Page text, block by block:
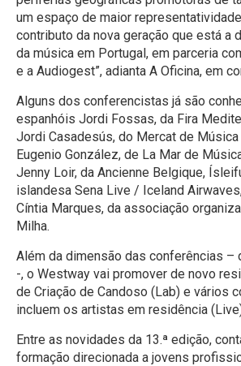
um espaço de maior
contributo da nova geração que está a
da música em Portugal, em parceria
e a Audiogest”, adianta A Oficina, em
Alguns dos conferencistas já são
espanhóis Jordi Fossas, da Fira
Jordi Casadesús, do Mercat de Música
Eugenio González, de La Mar de
Jenny Loir, da Ancienne Belgique,
islandesa Sena Live / Iceland
Cíntia Marques, da associação
Milha.
Além da dimensão das conferências –
-, o Westway vai promover de novo
de Criação de Candoso (Lab) e vários
incluem os artistas em residência
Entre as novidades da 13.ª edição,
formação direcionada a jovens